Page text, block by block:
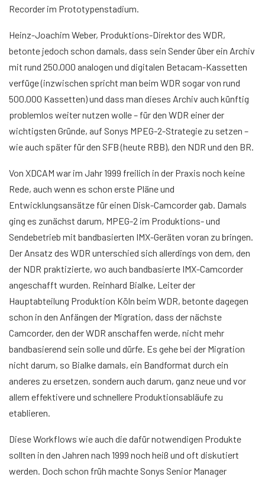
Recorder im Prototypenstadium.
Heinz-Joachim Weber, Produktions-Direktor des WDR,
betonte jedoch schon damals, dass sein Sender über ein Archiv
mit rund 250.000 analogen und digitalen Betacam-Kassetten
verfüge (inzwischen spricht man beim WDR sogar von rund
500.000 Kassetten) und dass man dieses Archiv auch künftig
problemlos weiter nutzen wolle – für den WDR einer der
wichtigsten Gründe, auf Sonys MPEG-2-Strategie zu setzen –
wie auch später für den SFB (heute RBB), den NDR und den BR.
Von XDCAM war im Jahr 1999 freilich in der Praxis noch keine
Rede, auch wenn es schon erste Pläne und
Entwicklungsansätze für einen Disk-Camcorder gab. Damals
ging es zunächst darum, MPEG-2 im Produktions- und
Sendebetrieb mit bandbasierten IMX-Geräten voran zu bringen.
Der Ansatz des WDR unterschied sich allerdings von dem, den
der NDR praktizierte, wo auch bandbasierte IMX-Camcorder
angeschafft wurden. Reinhard Bialke, Leiter der
Hauptabteilung Produktion Köln beim WDR, betonte dagegen
schon in den Anfängen der Migration, dass der nächste
Camcorder, den der WDR anschaffen werde, nicht mehr
bandbasierend sein solle und dürfe. Es gehe bei der Migration
nicht darum, so Bialke damals, ein Bandformat durch ein
anderes zu ersetzen, sondern auch darum, ganz neue und vor
allem effektivere und schnellere Produktionsabläufe zu
etablieren.
Diese Workflows wie auch die dafür notwendigen Produkte
sollten in den Jahren nach 1999 noch heiß und oft diskutiert
werden. Doch schon früh machte Sonys Senior Manager